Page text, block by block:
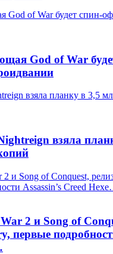
God of War будет спин-
God of War
взяла планку в 3,5
взяла
2 и Song of Conquest,
Assassin’s Creed
2 и Song of
первые